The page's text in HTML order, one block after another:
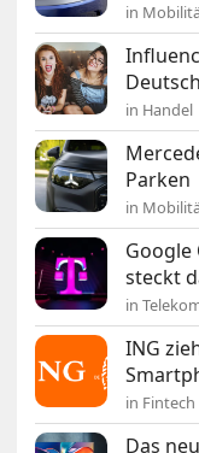
in
in Handel
Parken
in
Google
steckt
in
ING
in Fintech
Das